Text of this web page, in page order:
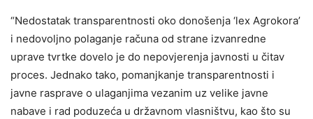
“Nedostatak transparentnosti oko donošenja ‘lex Agrokora’
i nedovoljno polaganje računa od strane izvanredne
uprave tvrtke dovelo je do nepovjerenja javnosti u čitav
proces. Jednako tako, pomanjkanje transparentnosti i
javne rasprave o ulaganjima vezanim uz velike javne
nabave i rad poduzeća u državnom vlasništvu, kao što su